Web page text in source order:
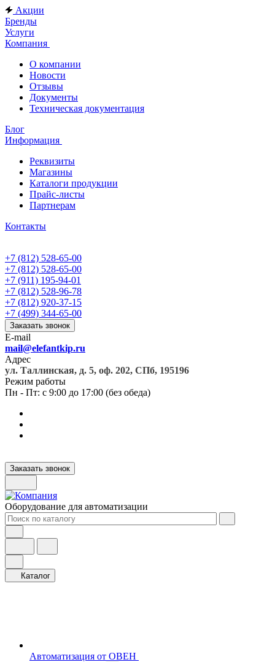
Акции
Бренды
Услуги
Компания
О компании
Новости
Отзывы
Документы
Техническая документация
Блог
Информация
Реквизиты
Магазины
Каталоги продукции
Прайс-листы
Партнерам
Контакты
+7 (812) 528-65-00
+7 (812) 528-65-00
+7 (911) 195-94-01
+7 (812) 528-96-78
+7 (812) 920-37-15
+7 (499) 344-65-00
Заказать звонок
E-mail
mail@elefantkip.ru
Адрес
ул. Таллинская, д. 5, оф. 202, СПб, 195196
Режим работы
Пн - Пт: с 9:00 до 17:00 (без обеда)
Заказать звонок
Оборудование для автоматизации
Каталог
Автоматизация от ОВЕН